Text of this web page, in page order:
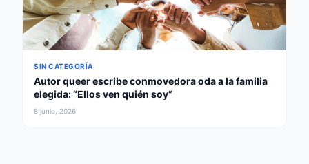
SIN CATEGORÍA
Autor queer escribe conmovedora oda a la familia
elegida: “Ellos ven quién soy”
8 junio, 2026